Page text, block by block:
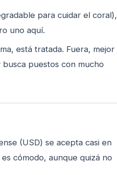
para cuidar el coral),
uno aquí.
está tratada. Fuera, mejor
busca puestos con mucho
(USD) se acepta casi en
cómodo, aunque quizá no